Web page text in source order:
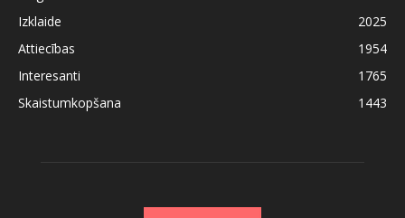
Izklaide
2025
Attiecības
1954
Interesanti
1765
Skaistumkopšana
1443